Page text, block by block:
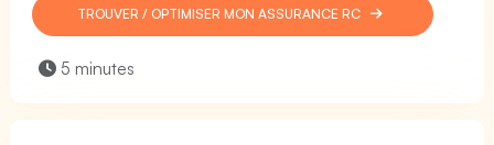
TROUVER / OPTIMISER MON ASSURANCE RC
5 minutes